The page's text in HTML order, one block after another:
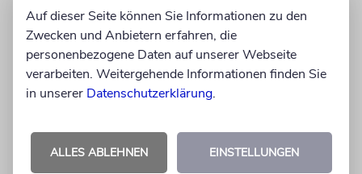
Beim ersten Gemeindetag 2013 wurden mehr
als 700 Schabbatkerzen entzündet. Wie viele
könnten es diesmal sein?
Wir werden gut vorbereitet sein. Und dann
werden wir sehen, wie viele entzündet
Wie könnte es gelingen, dass die Gemeinden
Auf dieser Seite können Sie Informationen zu den
Zwecken und Anbietern erfahren, die
personenbezogene Daten auf unserer Webseite
verarbeiten. Weitergehende Informationen finden Sie
in unserer Datenschutzerklärung.
ALLES ABLEHNEN EINSTELLUNGEN